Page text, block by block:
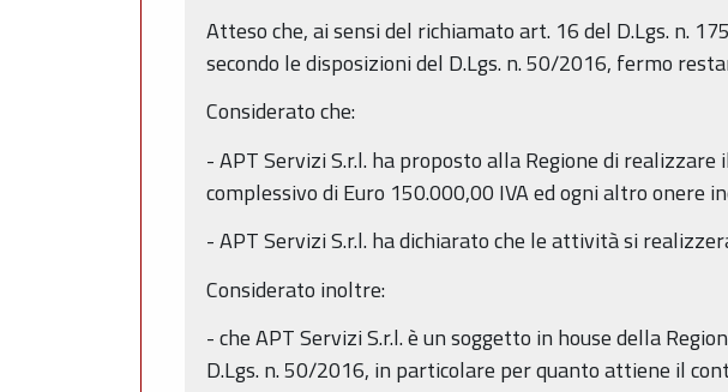
Atteso che, ai sensi del richiamato art. 16 del D.Lgs. n.
secondo le disposizioni del D.Lgs. n. 50/2016, fermo
Considerato che:
- APT Servizi S.r.l. ha proposto alla Regione di
complessivo di Euro 150.000,00 IVA ed ogni altro onere
- APT Servizi S.r.l. ha dichiarato che le attività si
Considerato inoltre:
- che APT Servizi S.r.l. è un soggetto in house della
D.Lgs. n. 50/2016, in particolare per quanto attiene il